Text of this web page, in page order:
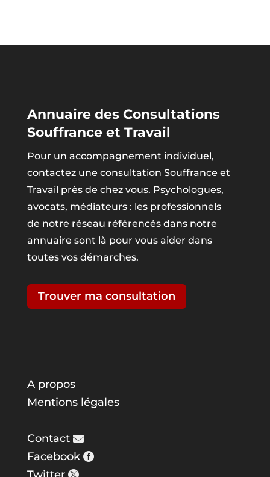
Annuaire des Consultations
Souffrance et Travail
Pour un accompagnement individuel,
contactez une consultation Souffrance et
Travail près de chez vous. Psychologues,
avocats, médiateurs : les professionnels
de notre réseau référencés dans notre
annuaire sont là pour vous aider dans
toutes vos démarches.
Trouver ma consultation
A propos
Mentions légales
Contact
Facebook